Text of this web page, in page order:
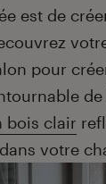
est de
pour
bois clair
votre